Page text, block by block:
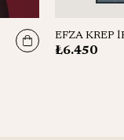
₺6.450